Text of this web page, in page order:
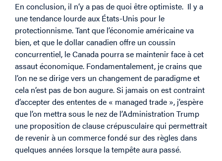
En conclusion, il n’y a pas de quoi être optimiste. Il y a
une tendance lourde aux États-Unis pour le
protectionnisme. Tant que l’économie américaine va
bien, et que le dollar canadien offre un coussin
concurrentiel, le Canada pourra se maintenir face à cet
assaut économique. Fondamentalement, je crains que
l’on ne se dirige vers un changement de paradigme et
cela n’est pas de bon augure. Si jamais on est contraint
d’accepter des ententes de « managed trade », j’espère
que l’on mettra sous le nez de l’Administration Trump
une proposition de clause crépusculaire qui permettrait
de revenir à un commerce fondé sur des règles dans
quelques années lorsque la tempête aura passé.